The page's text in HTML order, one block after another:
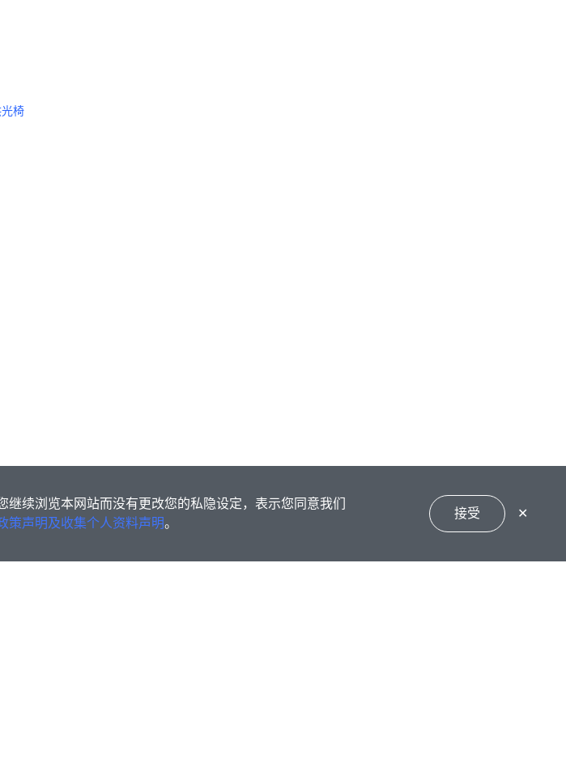
椅
续浏览本网站而没有更改您的私隐设定，表示您同意我们
策声明及收集个人资料声明。
接受 ✕